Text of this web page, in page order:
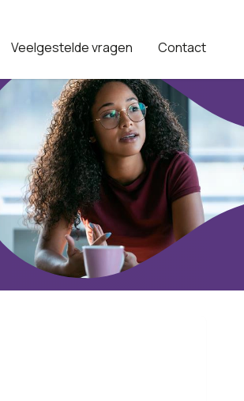
Veelgestelde vragen Contact